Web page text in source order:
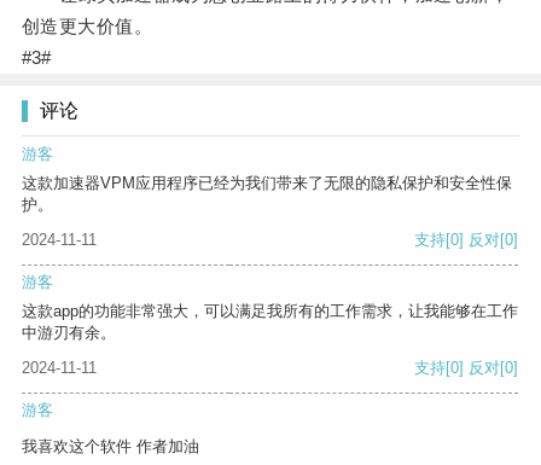
创造更大价值。
#3#
评论
游客
这款加速器VPM应用程序已经为我们带来了无限的隐私保护和安全性保
护。
2024-11-11
支持[0] 反对[0]
游客
这款app的功能非常强大，可以满足我所有的工作需求，让我能够在工作
中游刃有余。
2024-11-11
支持[0] 反对[0]
游客
我喜欢这个软件 作者加油